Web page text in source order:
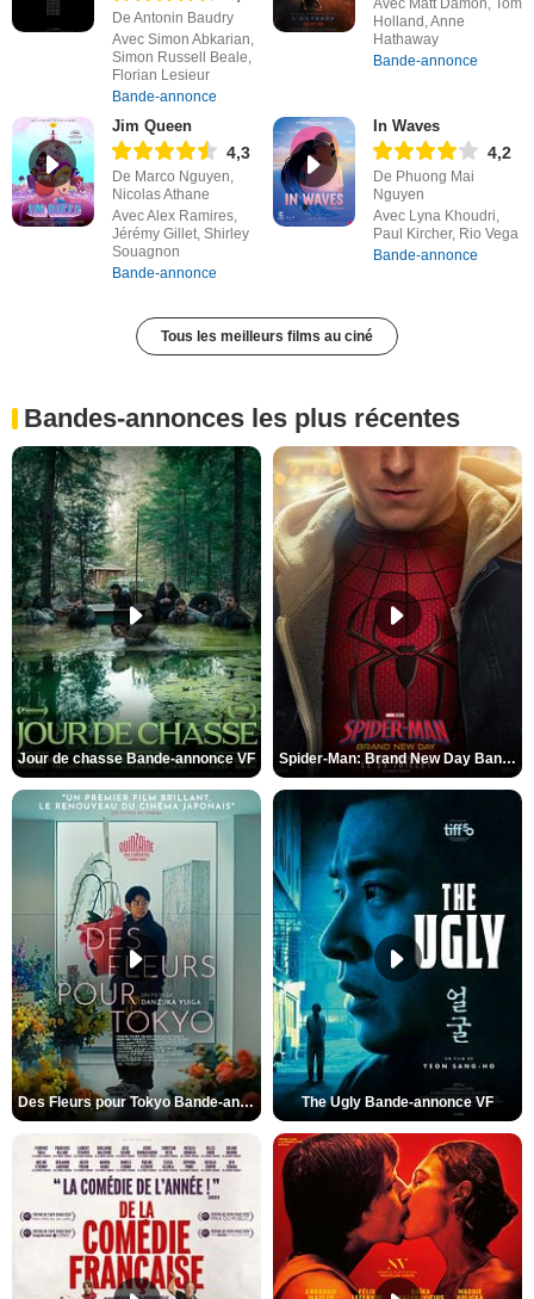
De Antonin Baudry
Avec Simon Abkarian,
Simon Russell Beale,
Florian Lesieur
Bande-annonce
Avec Matt Damon, Tom
Holland, Anne
Hathaway
Bande-annonce
Jim Queen
4,3
De Marco Nguyen,
Nicolas Athane
Avec Alex Ramires,
Jérémy Gillet, Shirley
Souagnon
Bande-annonce
In Waves
4,2
De Phuong Mai
Nguyen
Avec Lyna Khoudri,
Paul Kircher, Rio Vega
Bande-annonce
Tous les meilleurs films au ciné
Bandes-annonces les plus récentes
Jour de chasse Bande-annonce VF Spider-Man: Brand New Day Bande-annonce (3) VO STFR
Des Fleurs pour Tokyo Bande-annonce VO STFR The Ugly Bande-annonce VF